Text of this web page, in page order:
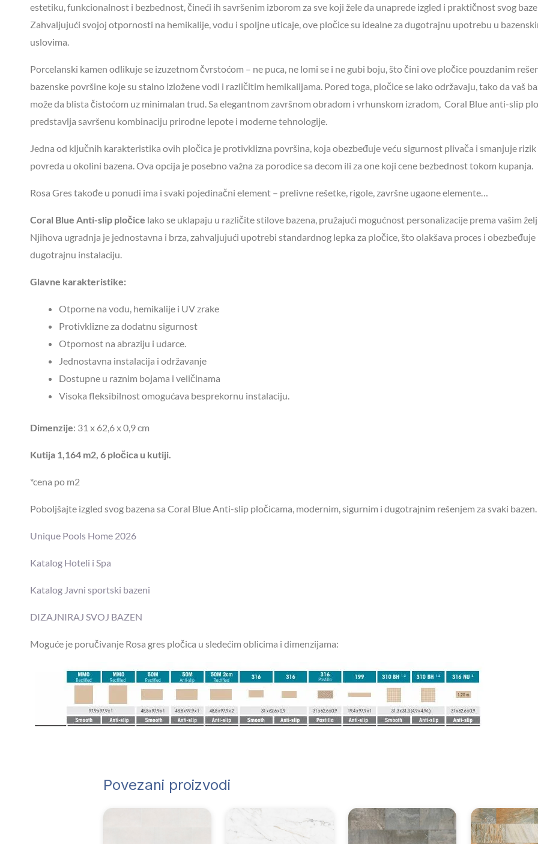
estetiku, funkcionalnost i bezbednost, čineći ih savršenim izborom za sve koji žele da unaprede izgled i praktičnost svog
Zahvaljujući svojoj otpornosti na hemikalije, vodu i spoljne uticaje, ove pločice su idealne za dugotrajnu upotrebu u
uslovima.
Porcelanski kamen odlikuje se izuzetnom čvrstoćom – ne puca, ne lomi se i ne gubi boju, što čini ove pločice pouzdanim
bazenske površine koje su stalno izložene vodi i različitim hemikalijama. Pored toga, pločice se lako održavaju, tako da vaš
može da blista čistoćom uz minimalan trud. Sa elegantnom završnom obradom i vrhunskom izradom, Coral Blue anti-slip
predstavlja savršenu kombinaciju prirodne lepote i moderne tehnologije.
Jedna od ključnih karakteristika ovih pločica je protivklizna površina, koja obezbeđuje veću sigurnost plivača i smanjuje rizik
povreda u okolini bazena. Ova opcija je posebno važna za porodice sa decom ili za one koji cene bezbednost tokom kupanja.
Rosa Gres takođe u ponudi ima i svaki pojedinačni element – prelivne rešetke, rigole, završne ugaone elemente…
Coral Blue Anti-slip pločice lako se uklapaju u različite stilove bazena, pružajući mogućnost personalizacije prema vašim
Njihova ugradnja je jednostavna i brza, zahvaljujući upotrebi standardnog lepka za pločice, što olakšava proces i obezbeđuje
dugotrajnu instalaciju.
Glavne karakteristike:
Otporne na vodu, hemikalije i UV zrake
Protivklizne za dodatnu sigurnost
Otpornost na abraziju i udarce.
Jednostavna instalacija i održavanje
Dostupne u raznim bojama i veličinama
Visoka fleksibilnost omogućava besprekornu instalaciju.
Dimenzije: 31 x 62,6 x 0,9 cm
Kutija 1,164 m2, 6 pločica u kutiji.
*cena po m2
Poboljšajte izgled svog bazena sa Coral Blue Anti-slip pločicama, modernim, sigurnim i dugotrajnim rešenjem za svaki bazen.
Unique Pools Home 2026
Katalog Hoteli i Spa
Katalog Javni sportski bazeni
DIZAJNIRAJ SVOJ BAZEN
Moguće je poručivanje Rosa gres pločica u sledećim oblicima i dimenzijama:
Povezani proizvodi